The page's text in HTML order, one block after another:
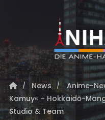
News Anime-
Kamuy« – Hokkaidō-
Studio & Team